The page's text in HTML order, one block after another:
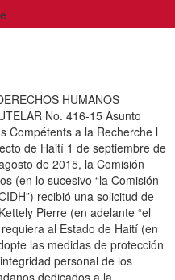
HUMANOS
No. 416-15 Asunto
Compétents a la Recherche l
de Haití 1 de septiembre de
de 2015, la Comisión
(en lo sucesivo “la Comisión
recibió una solicitud de
Pierre (en adelante “el
al Estado de Haití (en
las medidas de protección
personal de los
dedicados a la